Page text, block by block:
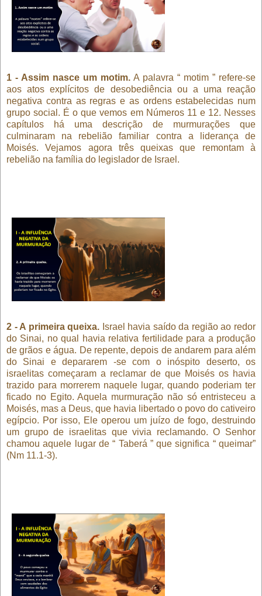
1 - Assim nasce um motim. A palavra “ motim ” refere-se
aos atos explícitos de desobediência ou a uma reação
negativa contra as regras e as ordens estabelecidas num
grupo social. É o que vemos em Números 11 e 12. Nesses
capítulos há uma descrição de murmurações que
culminaram na rebelião familiar contra a liderança de
Moisés. Vejamos agora três queixas que remontam à
rebelião na família do legislador de Israel.
2 - A primeira queixa. Israel havia saído da região ao redor
do Sinai, no qual havia relativa fertilidade para a produção
de grãos e água. De repente, depois de andarem para além
do Sinai e depararem -se com o inóspito deserto, os
israelitas começaram a reclamar de que Moisés os havia
trazido para morrerem naquele lugar, quando poderiam ter
ficado no Egito. Aquela murmuração não só entristeceu a
Moisés, mas a Deus, que havia libertado o povo do cativeiro
egípcio. Por isso, Ele operou um juízo de fogo, destruindo
um grupo de israelitas que vivia reclamando. O Senhor
chamou aquele lugar de “ Taberá ” que significa “ queimar”
(Nm 11.1-3).